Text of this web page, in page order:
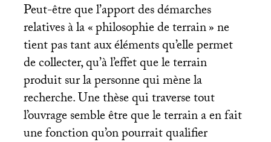
Peut-être que l’apport des démarches
relatives à la «philosophie de terrain» ne
tient pas tant aux éléments qu’elle permet
de collecter, qu’à l’effet que le terrain
produit sur la personne qui mène la
recherche. Une thèse qui traverse tout
l’ouvrage semble être que le terrain a en fait
une fonction qu’on pourrait qualifier